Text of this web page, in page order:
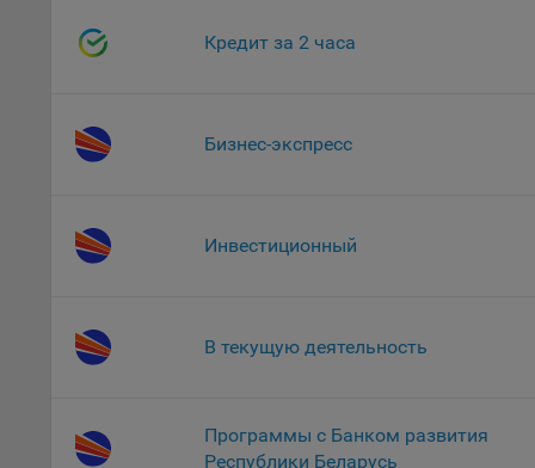
5.2.
их
Кредит за 2 часа
Бизнес-экспресс
Инвестиционный
В текущую деятельность
Программы с Банком развития
Республики Беларусь